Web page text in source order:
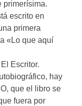
primerísima.
escrito en
primera
«Lo que aquí
Escritor.
hay
que el libro se
fuera por